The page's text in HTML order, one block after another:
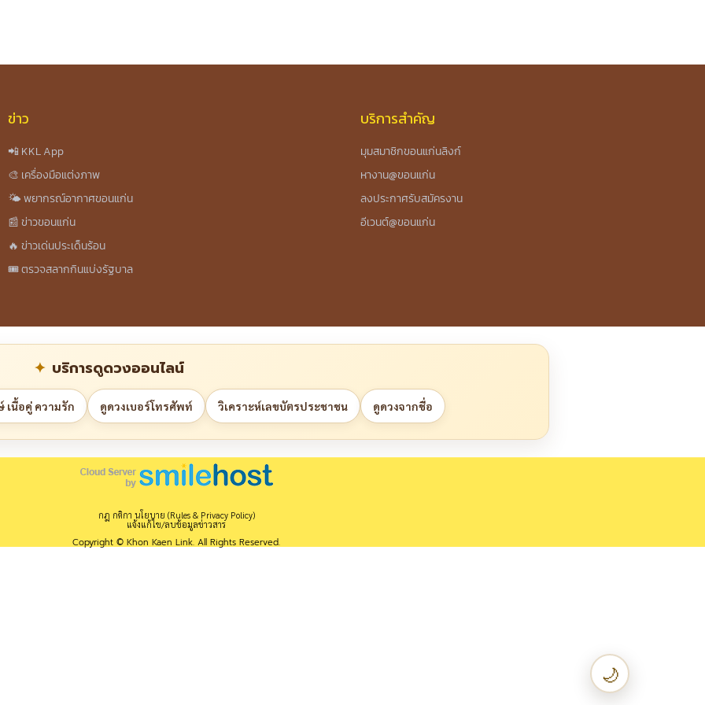
ข่าว
📲 KKL App
🎨 เครื่องมือแต่งภาพ
🌤️ พยากรณ์อากาศขอนแก่น
📰 ข่าวขอนแก่น
🔥 ข่าวเด่นประเด็นร้อน
🎟️ ตรวจสลากกินแบ่งรัฐบาล
บริการสำคัญ
มุมสมาชิกขอนแก่นลิงก์
หางาน@ขอนแก่น
ลงประกาศรับสมัครงาน
อีเวนต์@ขอนแก่น
บริการดูดวงออนไลน์
เนื้อคู่ ความรัก ดูดวงเบอร์โทรศัพท์ วิเคราะห์เลขบัตรประชาชน ดูดวงจากชื่อ
กฎ กติกา นโยบาย (Rules & Privacy Policy)
แจ้งแก้ไข/ลบข้อมูลข่าวสาร
Copyright © Khon Kaen Link. All Rights Reserved.
🌙เปลี่ยนเป็น